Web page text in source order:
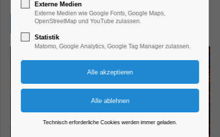
Eintritt frei
Externe Medien
Externe Medien wie Google Fonts, Google Maps,
OpenStreetMap und YouTube zulassen.
Statistik
Matomo, Google Analytics, Google Tag Manager zulassen.
Technisch erforderliche Cookies werden immer geladen.